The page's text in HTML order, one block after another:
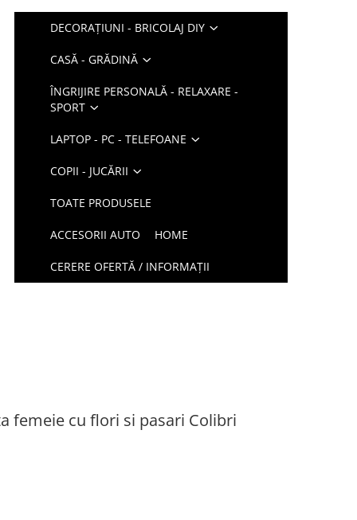
DECORAȚIUNI - BRICOLAJ DIY
CASĂ - GRĂDINĂ
ÎNGRIJIRE PERSONALĂ - RELAXARE -
SPORT
LAPTOP - PC - TELEFOANE
COPII - JUCĂRII
TOATE PRODUSELE
ACCESORII AUTO HOME
CERERE OFERTĂ / INFORMAȚII
femeie cu flori si pasari Colibri